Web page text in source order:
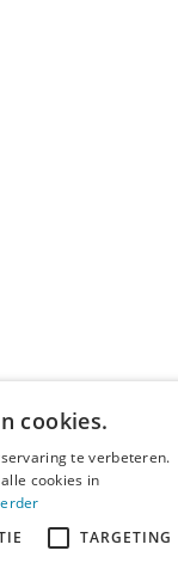
cookies.
te verbeteren.
cookies in
TARGETING